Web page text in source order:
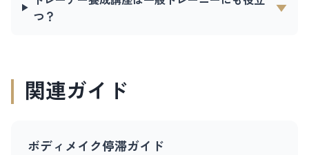
つ？
▼
関連ガイド
ボディメイク停滞ガイド